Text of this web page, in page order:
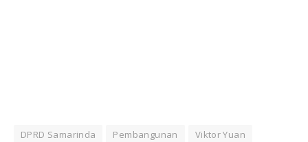
DPRD Samarinda Pembangunan Viktor Yuan